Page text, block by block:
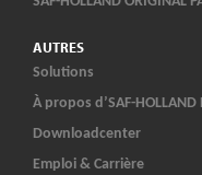
AUTRES
Solutions
À propos d’SAF-
Downloadcenter
Emploi & Carrière